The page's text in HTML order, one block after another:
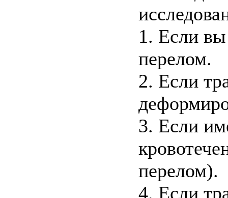
1. Если вы
перелом.
2. Если
3. Если
перелом).
4. Если